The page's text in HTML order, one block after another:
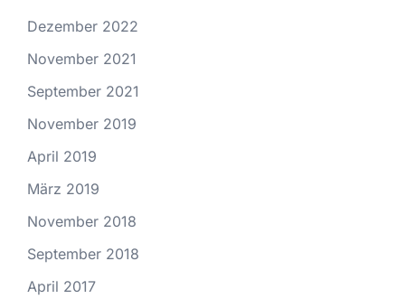
Dezember 2022
November 2021
September 2021
November 2019
April 2019
März 2019
November 2018
September 2018
April 2017